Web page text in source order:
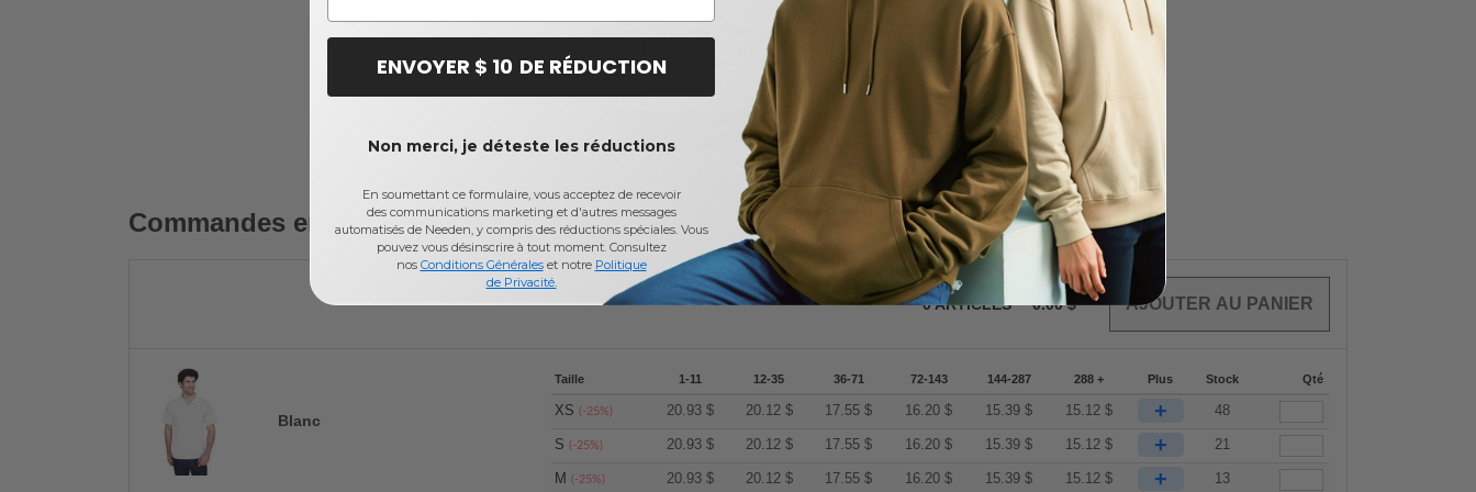
Avis sur Team 365 TT21
Ajouter un avis
Commandes en gros
0ARTICLES 0.00$
Blanc
Taille 1-11 12-35 36-71 72-143 144-287 288 + Plus Stock Qté
XS(-25%) 20.93 $ 20.12 $ 17.55$ 16.20$ 15.39$ 15.12$ + 48
S(-25%) 20.93 $ 20.12 $ 17.55$ 16.20$ 15.39$ 15.12$ + 21
M(-25%) 20.93 $ 20.12 $ 17.55$ 16.20$ 15.39$ 15.12$ + 13
ENVOYER $ 10 DE RÉDUCTION
Non merci, je déteste les réductions
En soumettant ce formulaire, vous acceptez de recevoir
des communications marketing et d'autres messages
automatisés de Needen, y compris des réductions spéciales. Vous
pouvez vous désinscrire à tout moment. Consultez
nos Conditions Généraleset notre Politique
de Privacité.